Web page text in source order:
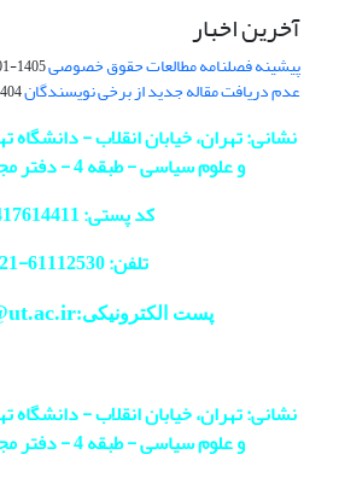
آخرین اخبار
پیشینه فصلنامه مطالعات حقوق خصوصی1405-01-01
عدم دریافت مقاله جدید از برخی نویسندگان03-20
نشانی: تهران، خیابان انقلاب -
و علوم سیاسی - طبقه 4 - دفتر مجله - اتاق 413
کد پستی: 1417614411
تلفن: 61112530-
پست الکترونیکی:lawmag
نشانی: تهران، خیابان انقلاب -
و علوم سیاسی - طبقه 4 - دفتر مجله - اتاق 413